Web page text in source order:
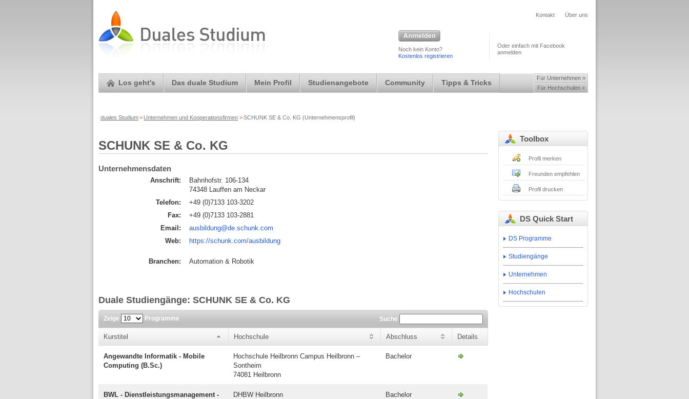
Kontakt Über uns
Noch kein Konto?
Kostenlos registrieren
Oder einfach mit Facebook
anmelden
Los geht's Das duale Studium Mein Profil Studienangebote Community Tipps & Tricks
Für Unternehmen »
Für Hochschulen »
duales Studium> Unternehmen und Kooperationsfirmen >SCHUNK SE & Co. KG (Unternehmensprofil)
SCHUNK SE & Co. KG
Unternehmensdaten
Anschrift:
Bahnhofstr. 106-134
74348 Lauffen am Neckar
Telefon:
+49 (0)7133 103-3202
Fax:
+49 (0)7133 103-2881
Email:
ausbildung@de.schunk.com
Web:
https://schunk.com/ausbildung
Branchen: Automation & Robotik
Duale Studiengänge: SCHUNK SE & Co. KG
Zeige Programme Suche
Kurstitel Hochschule Abschluss Details
Angewandte Informatik - Mobile
Computing (B.Sc.)
Hochschule Heilbronn Campus Heilbronn –
Sontheim
74081 Heilbronn
Bachelor
BWL - Dienstleistungsmanagement -
DHBW Heilbronn
Bachelor
Toolbox
Profil merken
Freunden empfehlen
Profil drucken
DS Quick Start
DS Programme
Studiengänge
Unternehmen
Hochschulen